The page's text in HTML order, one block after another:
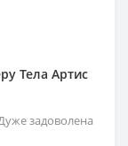
Тела Артис
задоволена